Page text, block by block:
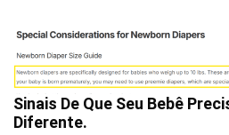
Sinais De Que Seu Bebê
Diferente.